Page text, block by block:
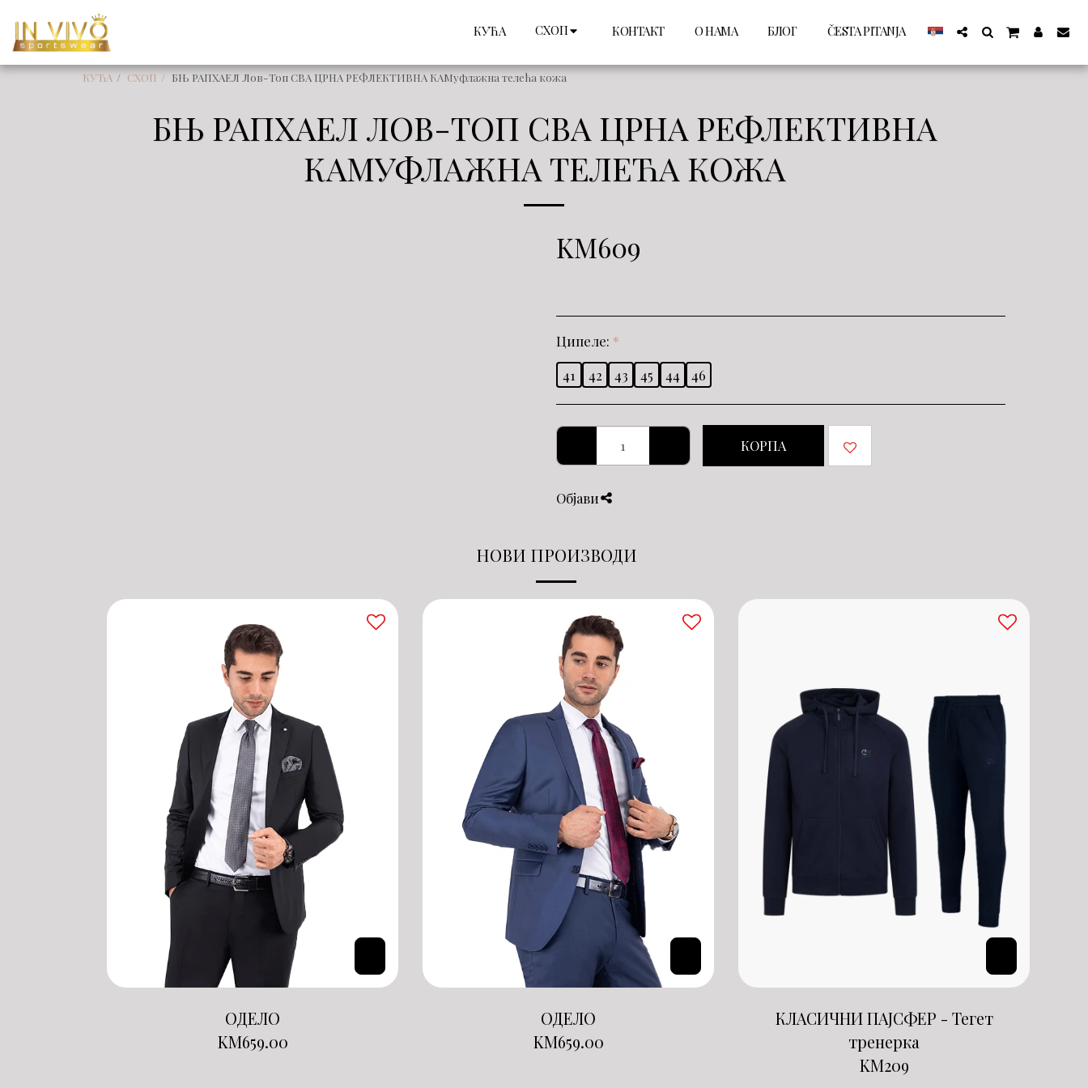
КУЋА СХОП КОНТАКТ О НАМА БЛОГ ČESTA PITANJA
КУЋА СХОП БЊ РАПХАЕЛ Лов-Топ СВА ЦРНА РЕФЛЕКТИВНА КАМуфлажна телећа кожа
БЊ РАПХАЕЛ ЛОВ-ТОП СВА ЦРНА РЕФЛЕКТИВНА
КАМУФЛАЖНА ТЕЛЕЋА КОЖА
KM609
Ципеле: *
41
42 43 45 44 46
КОРПА
Објави
НОВИ ПРОИЗВОДИ
ОДЕЛО
KM659.00
ОДЕЛО
KM659.00
КЛАСИЧНИ ПАЈСФЕР - Тегет
тренерка
KM209